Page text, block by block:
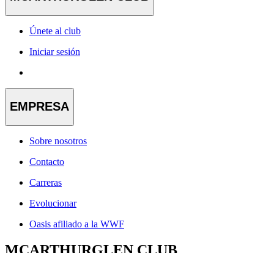
Únete al club
Iniciar sesión
EMPRESA
Sobre nosotros
Contacto
Carreras
Evolucionar
Oasis afiliado a la WWF
MCARTHURGLEN CLUB